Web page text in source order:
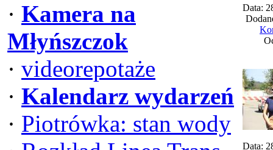
· Kamera na
Młyńszczok
· videorepotaże
· Kalendarz wydarzeń
· Piotrówka: stan wody
Data:
Data: